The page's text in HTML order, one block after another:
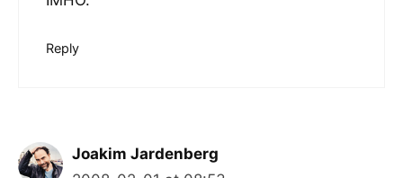
Reply
Joakim Jardenberg